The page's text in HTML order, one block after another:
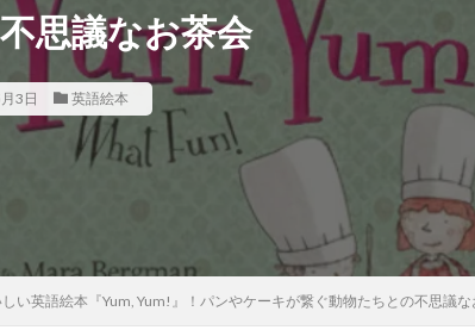
思議なお茶会
3日 英語絵本
しい英語絵本『Yum, Yum!』！パンやケーキが繋ぐ動物たちとの不思議